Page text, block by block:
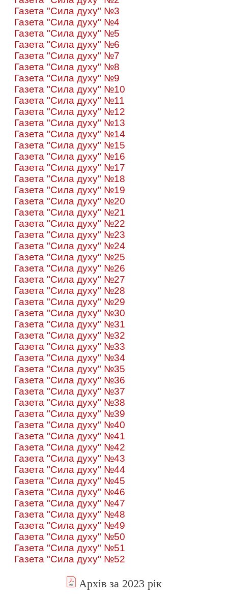
Газета "Сила духу" №3
Газета "Сила духу" №4
Газета "Сила духу" №5
Газета "Сила духу" №6
Газета "Сила духу" №7
Газета "Сила духу" №8
Газета "Сила духу" №9
Газета "Сила духу" №10
Газета "Сила духу" №11
Газета "Сила духу" №12
Газета "Сила духу" №13
Газета "Сила духу" №14
Газета "Сила духу" №15
Газета "Сила духу" №16
Газета "Сила духу" №17
Газета "Сила духу" №18
Газета "Сила духу" №19
Газета "Сила духу" №20
Газета "Сила духу" №21
Газета "Сила духу" №22
Газета "Сила духу" №23
Газета "Сила духу" №24
Газета "Сила духу" №25
Газета "Сила духу" №26
Газета "Сила духу" №27
Газета "Сила духу" №28
Газета "Сила духу" №29
Газета "Сила духу" №30
Газета "Сила духу" №31
Газета "Сила духу" №32
Газета "Сила духу" №33
Газета "Сила духу" №34
Газета "Сила духу" №35
Газета "Сила духу" №36
Газета "Сила духу" №37
Газета "Сила духу" №38
Газета "Сила духу" №39
Газета "Сила духу" №40
Газета "Сила духу" №41
Газета "Сила духу" №42
Газета "Сила духу" №43
Газета "Сила духу" №44
Газета "Сила духу" №45
Газета "Сила духу" №46
Газета "Сила духу" №47
Газета "Сила духу" №48
Газета "Сила духу" №49
Газета "Сила духу" №50
Газета "Сила духу" №51
Газета "Сила духу" №52
Архів за 2023 рік